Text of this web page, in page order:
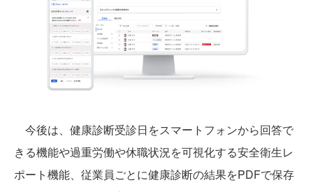
今後は、健康診断受診日をスマートフォンから回答で
きる機能や過重労働や休職状況を可視化する安全衛生レ
ポート機能、従業員ごとに健康診断の結果をPDFで保存